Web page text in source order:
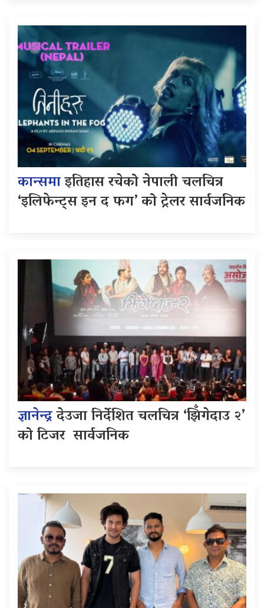
कान्समाइतिहास रचेको नेपाली चलचित्र
‘इलिफेन्ट्स इन द फग’ को ट्रेलर सार्वजनिक
ज्ञानेन्द्रदेउजा निर्देशित चलचित्र ‘झिँगेदाउ २’
को टिजर सार्वजनिक